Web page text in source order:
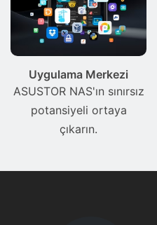
Uygulama Merkezi
ASUSTOR NAS'ın sınırsız
potansiyeli ortaya
çıkarın.